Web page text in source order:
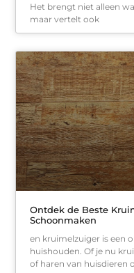
Het brengt niet alleen
maar vertelt ook
Ontdek de Beste
Schoonmaken
en kruimelzuiger is een
huishouden. Of je nu
of haren van huisdieren